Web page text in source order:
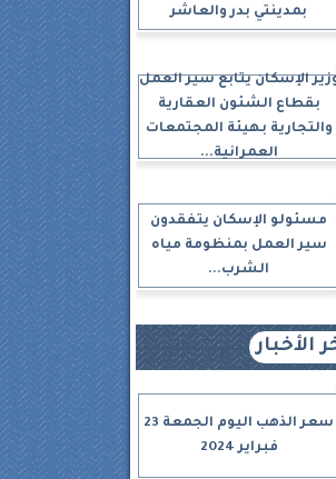
بمدينتي بدر والعاشر
الإسكان يتابع سير العمل
بقطاع الشئون العقارية
والتجارية بهيئة المجتمعات
العمرانية...
مسئولو الإسكان يتفقدون
سير العمل بمنظومة مياه
الشرب...
الأخبار
سعر الذهب اليوم الجمعة 23
فبراير 2024